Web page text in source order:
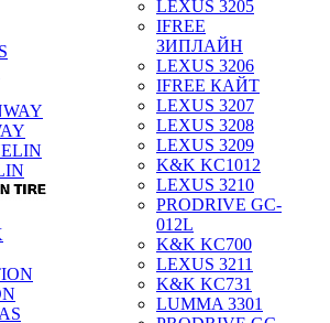
LEXUS 3205
IFREE
ЗИПЛАЙН
LEXUS 3206
IFREE КАЙТ
LEXUS 3207
LEXUS 3208
LEXUS 3209
K&K KC1012
LEXUS 3210
PRODRIVE GC-
012L
K&K KC700
LEXUS 3211
K&K KC731
LUMMA 3301